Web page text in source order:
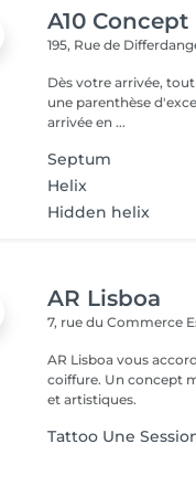
A10 Concept
195, Rue de
Dès votre arrivée,
une parenthèse d'exception : - Parking privé et
arrivée en ...
Septum
Helix
Hidden helix
AR Lisboa
7, rue du Commerce
AR Lisboa vous
coiffure. Un concept
et artistiques.
Tattoo Une